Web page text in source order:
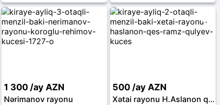
1 300 /ay AZN
Nərimanov rayonu
500 /ay AZN
Xətai rayonu H.Aslanon qəs.